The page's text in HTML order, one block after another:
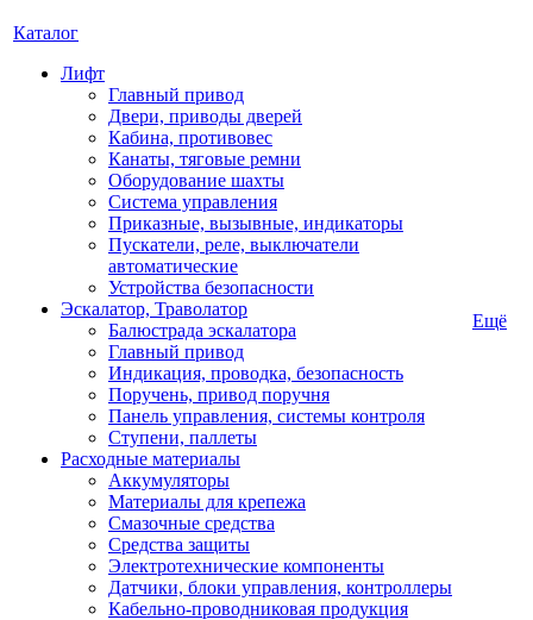
Каталог
Лифт
Главный привод
Двери, приводы дверей
Кабина, противовес
Канаты, тяговые ремни
Оборудование шахты
Система управления
Приказные, вызывные, индикаторы
Пускатели, реле, выключатели
автоматические
Устройства безопасности
Эскалатор, Траволатор
Балюстрада эскалатора
Главный привод
Индикация, проводка, безопасность
Поручень, привод поручня
Панель управления, системы контроля
Ступени, паллеты
Расходные материалы
Аккумуляторы
Материалы для крепежа
Смазочные средства
Средства защиты
Электротехнические компоненты
Датчики, блоки управления, контроллеры
Кабельно-проводниковая продукция
Ещё